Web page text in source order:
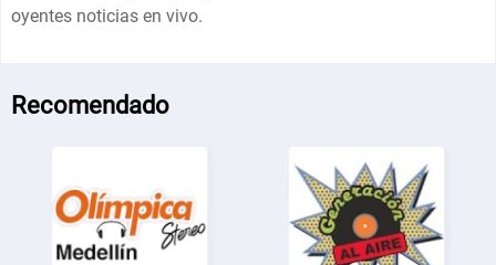
oyentes noticias en vivo.
Recomendado